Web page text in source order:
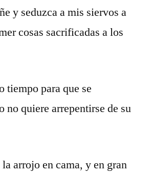
y seduzca a mis siervos a
cosas sacrificadas a los
tiempo para que se
no quiere arrepentirse de su
arrojo en cama, y en gran